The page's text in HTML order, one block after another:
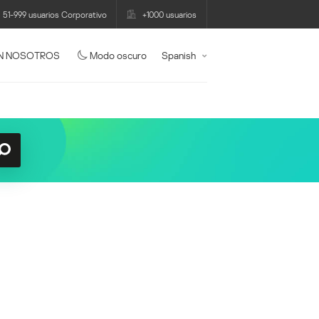
51-999 usuarios Corporativo +1000 usuarios
NOSOTROS Modo oscuro Spanish